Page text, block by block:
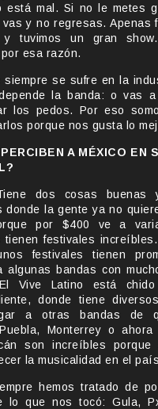
está mal. Si no le metes
y no regresas. Apenas
y tuvimos un gran
esa razón.
siempre se sufre en la
la banda: o vas
los pedos. Por eso
porque nos gusta lo
A MÉXICO EN
dos cosas buenas
donde la gente ya no
por $400 ve a
tienen festivales
festivales tienen
algunas bandas con
Vive Latino está
donde tiene
a otras bandas de
Monterrey o
son increíbles
la musicalidad en el
hemos tratado de
lo que nos tocó: Gula,